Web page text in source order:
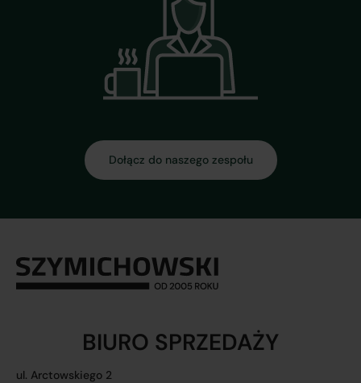
BIURO SPRZEDAŻY
ul. Arctowskiego 2
Dołącz do naszego zespołu